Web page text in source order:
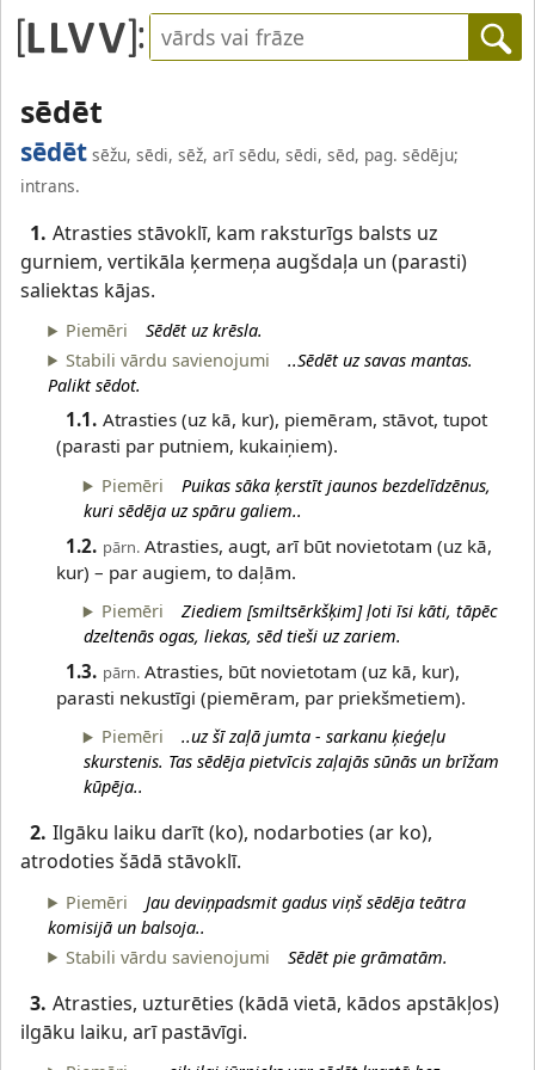
sēdēt
sēdēt sēžu, sēdi, sēž, arī sēdu, sēdi, sēd, pag. sēdēju;
intrans.
1. Atrasties stāvoklī, kam raksturīgs balsts uz
gurniem, vertikāla ķermeņa augšdaļa un (parasti)
saliektas kājas.
Piemēri
Sēdēt uz krēsla.
Stabili vārdu savienojumi
..Sēdēt uz savas mantas.
Palikt sēdot.
1.1. Atrasties (uz kā, kur), piemēram, stāvot, tupot
(parasti par putniem, kukaiņiem).
Piemēri
Puikas sāka ķerstīt jaunos bezdelīdzēnus,
kuri sēdēja uz spāru galiem..
1.2. pārn. Atrasties, augt, arī būt novietotam (uz kā,
kur) – par augiem, to daļām.
Piemēri
Ziediem [smiltsērkšķim] ļoti īsi kāti, tāpēc
dzeltenās ogas, liekas, sēd tieši uz zariem.
1.3. pārn. Atrasties, būt novietotam (uz kā, kur),
parasti nekustīgi (piemēram, par priekšmetiem).
Piemēri
..uz šī zaļā jumta - sarkanu ķieģeļu
skurstenis. Tas sēdēja pietvīcis zaļajās sūnās un brīžam
kūpēja..
2. Ilgāku laiku darīt (ko), nodarboties (ar ko),
atrodoties šādā stāvoklī.
Piemēri
Jau deviņpadsmit gadus viņš sēdēja teātra
komisijā un balsoja..
Stabili vārdu savienojumi
Sēdēt pie grāmatām.
3. Atrasties, uzturēties (kādā vietā, kādos apstākļos)
ilgāku laiku, arī pastāvīgi.